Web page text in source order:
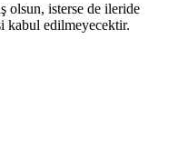
olsun, isterse de ileride
kabul edilmeyecektir.